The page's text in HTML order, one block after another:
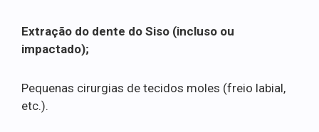
Extração do dente do Siso (incluso ou
impactado);
Pequenas cirurgias de tecidos moles (freio labial,
etc.).